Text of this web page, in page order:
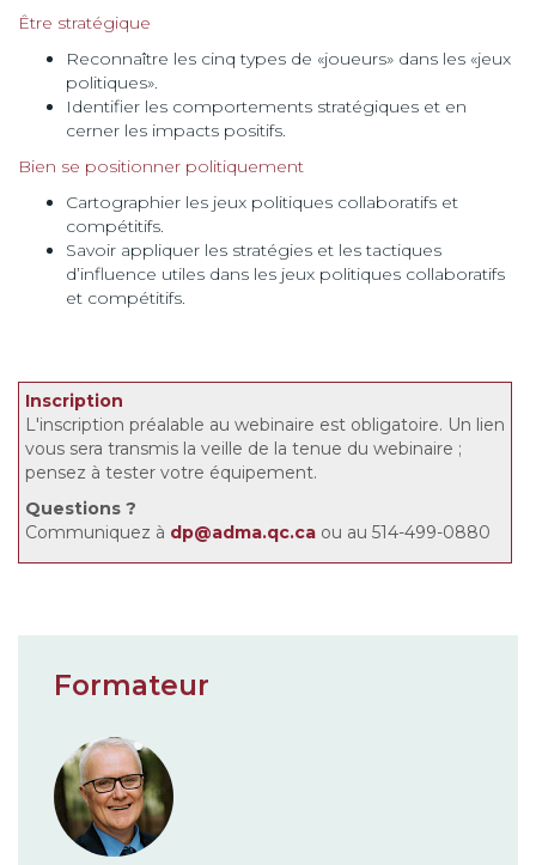
Être stratégique
Reconnaître les cinq types de «joueurs» dans les «jeux
politiques».
Identifier les comportements stratégiques et en
cerner les impacts positifs.
Bien se positionner politiquement
Cartographier les jeux politiques collaboratifs et
compétitifs.
Savoir appliquer les stratégies et les tactiques
d’influence utiles dans les jeux politiques collaboratifs
et compétitifs.
Inscription
L'inscription préalable au webinaire est obligatoire. Un lien
vous sera transmis la veille de la tenue du webinaire ;
pensez à tester votre équipement.
Questions ?
Communiquez à dp@adma.qc.ca ou au 514-499-0880
Formateur